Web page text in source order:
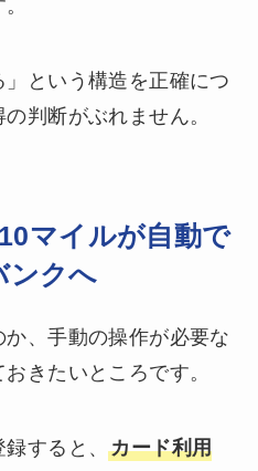
という構造を正確につ
判断がぶれません。
マイルが自動で
ンクへ
、手動の操作が必要な
きたいところです。
録すると、カード利用